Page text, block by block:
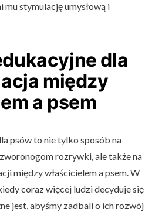
stymulację umysłową i
dla
między
a psem
psów to nie tylko sposób na
rozrywki, ale także na
między właścicielem a psem. W
coraz więcej ludzi decyduje się
jest, abyśmy zadbali o ich rozwój